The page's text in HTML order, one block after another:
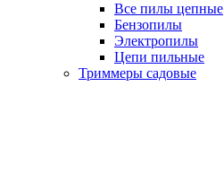
Все пилы цепные
Бензопилы
Электропилы
Цепи пильные
Триммеры садовые